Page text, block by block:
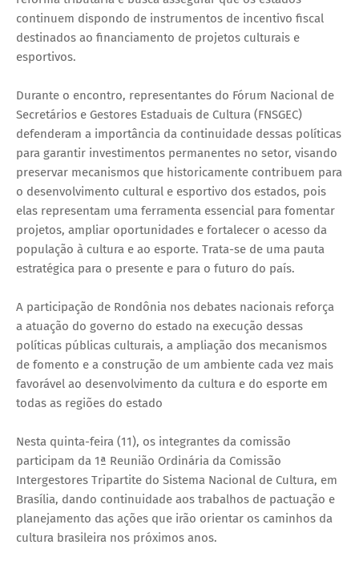
continuem dispondo de instrumentos de incentivo fiscal
destinados ao financiamento de projetos culturais e
esportivos.
Durante o encontro, representantes do Fórum Nacional de
Secretários e Gestores Estaduais de Cultura (FNSGEC)
defenderam a importância da continuidade dessas políticas
para garantir investimentos permanentes no setor, visando
preservar mecanismos que historicamente contribuem para
o desenvolvimento cultural e esportivo dos estados, pois
elas representam uma ferramenta essencial para fomentar
projetos, ampliar oportunidades e fortalecer o acesso da
população à cultura e ao esporte. Trata-se de uma pauta
estratégica para o presente e para o futuro do país.
A participação de Rondônia nos debates nacionais reforça
a atuação do governo do estado na execução dessas
políticas públicas culturais, a ampliação dos mecanismos
de fomento e a construção de um ambiente cada vez mais
favorável ao desenvolvimento da cultura e do esporte em
todas as regiões do estado
Nesta quinta-feira (11), os integrantes da comissão
participam da 1ª Reunião Ordinária da Comissão
Intergestores Tripartite do Sistema Nacional de Cultura, em
Brasília, dando continuidade aos trabalhos de pactuação e
planejamento das ações que irão orientar os caminhos da
cultura brasileira nos próximos anos.